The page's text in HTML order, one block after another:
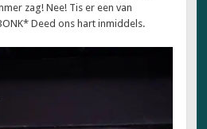
zag! Nee! Tis er een van
Deed ons hart inmiddels.